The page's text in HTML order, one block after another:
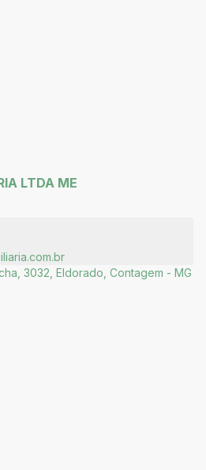
LTDA ME
3032, Eldorado, Contagem - MG